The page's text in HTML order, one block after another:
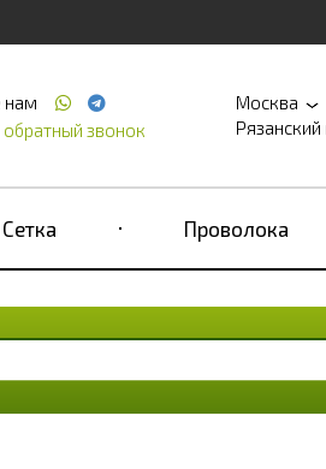
нам
звонок
Москва
Рязанский
Сетка Проволока